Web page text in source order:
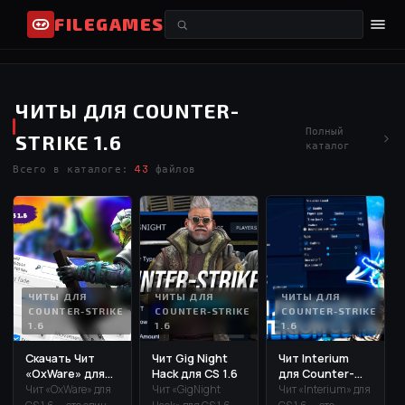
FILEGAMES
ЧИТЫ ДЛЯ COUNTER-
STRIKE 1.6
Всего в каталоге: 43 файлов
Полный
каталог
ЧИТЫ ДЛЯ
COUNTER-STRIKE
1.6
Скачать Чит
«OxWare» для
Counter-St...
Чит «OxWare» для
ЧИТЫ ДЛЯ
COUNTER-STRIKE
1.6
Чит Gig Night
Hack для CS 1.6
Чит «GigNight
ЧИТЫ ДЛЯ
COUNTER-STRIKE
1.6
Чит Interium
для Counter-
Strike 1.6
Чит «Interium» для